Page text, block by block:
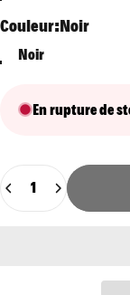
Couleur
Couleur:Noir
Noir
En rupture de
Quantité